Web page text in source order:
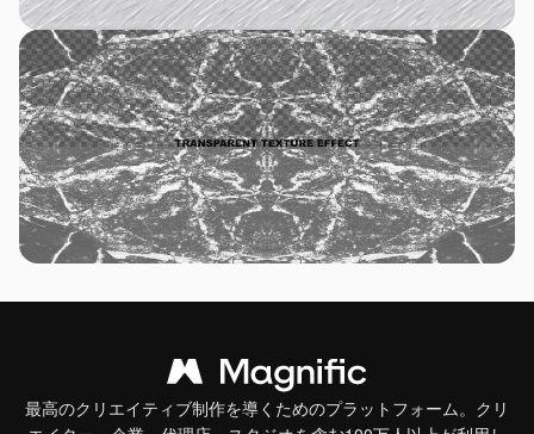
最高のクリエイティブ制作を導くためのプラットフォーム。クリ